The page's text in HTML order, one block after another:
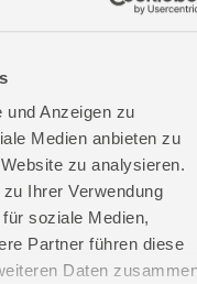
und Anzeigen zu
Medien anbieten zu
zu analysieren.
Ihrer Verwendung
soziale Medien,
Partner führen diese
Daten